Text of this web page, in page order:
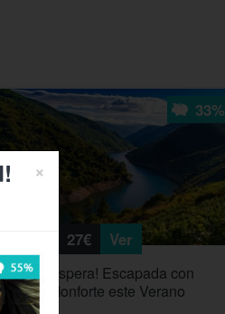
33%
27€ Ver
te Espera! Escapada con
a Monforte este Verano
×